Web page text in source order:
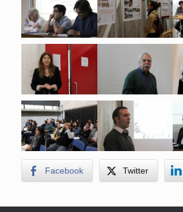
Facebook Twitter